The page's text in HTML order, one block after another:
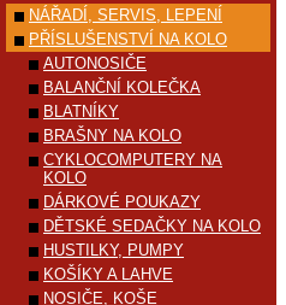
NÁŘADÍ, SERVIS, LEPENÍ
PŘÍSLUŠENSTVÍ NA KOLO
AUTONOSIČE
BALANČNÍ KOLEČKA
BLATNÍKY
BRAŠNY NA KOLO
CYKLOCOMPUTERY NA
KOLO
DÁRKOVÉ POUKAZY
DĚTSKÉ SEDAČKY NA KOLO
HUSTILKY, PUMPY
KOŠÍKY A LAHVE
NOSIČE, KOŠE